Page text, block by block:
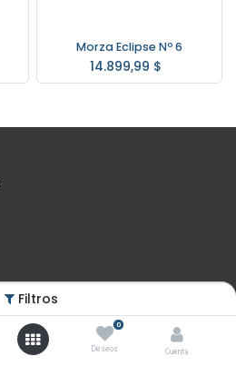
Filtros
0
Deseos Cuenta
Morza Eclipse Nº 6
14.899,99 $
Horario